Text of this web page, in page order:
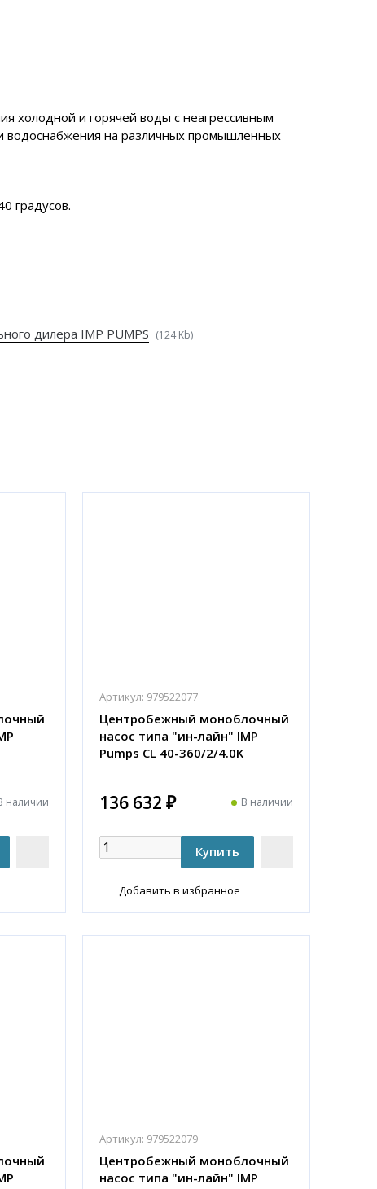
холодной и горячей воды с неагрессивным
водоснабжения на различных промышленных
градусов.
дилера IMP PUMPS (124 Kb)
наличии
Артикул: 979522077
Центробежный моноблочный
насос типа "ин-лайн" IMP
Pumps CL 40-360/2/4.0K
136 632 ₽ В наличии
Добавить в избранное
Артикул: 979522079
Центробежный моноблочный
насос типа "ин-лайн" IMP